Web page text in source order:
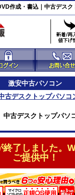
激安中古パソコン
古デスクトップパソコ
古デスクトップパソ
了しました。
ご提供中！